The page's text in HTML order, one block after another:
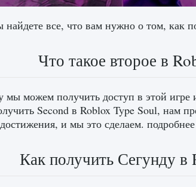
найдете все, что вам нужно о том, как
Что такое второе в
мы можем получить доступ в этой
Second в Roblox Type Soul, нам
и мы это сделаем.
Как получить Сегунду в